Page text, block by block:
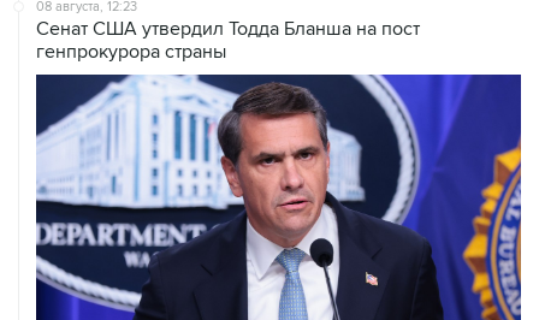
08 августа, 12:23
Сенат США утвердил Тодда Бланша на пост
генпрокурора страны